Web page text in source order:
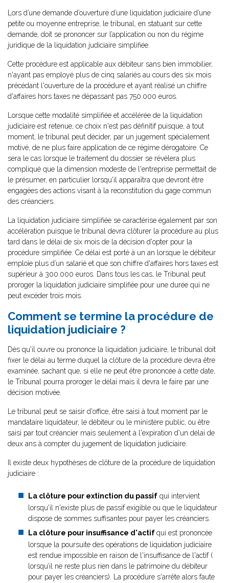
Lors d’une demande d’ouverture d’une liquidation judiciaire d’une
petite ou moyenne entreprise, le tribunal, en statuant sur cette
demande, doit se prononcer sur l’application ou non du régime
juridique de la liquidation judiciaire simplifiée.
Cette procédure est applicable aux débiteur sans bien immobilier,
n'ayant pas employé plus de cinq salariés au cours des six mois
précédant l'ouverture de la procédure et ayant réalisé un chiffre
d'affaires hors taxes ne dépassant pas 750.000 euros.
Lorsque cette modalité simplifiée et accélérée de la liquidation
judiciaire est retenue, ce choix n'est pas définitif puisque, à tout
moment, le tribunal peut décider, par un jugement spécialement
motivé, de ne plus faire application de ce régime dérogatoire. Ce
sera le cas lorsque le traitement du dossier se révèlera plus
compliqué que la dimension modeste de l'entreprise permettait de
le présumer, en particulier lorsqu'il apparaîtra que devront être
engagées des actions visant à la reconstitution du gage commun
des créanciers.
La liquidation judiciaire simplifiée se caractérise également par son
accélération puisque le tribunal devra clôturer la procédure au plus
tard dans le délai de six mois de la décision d'opter pour la
procédure simplifiée. Ce délai est porté à un an lorsque le débiteur
emploie plus d’un salarié et que son chiffre d'affaires hors taxes est
supérieur à 300.000 euros. Dans tous les cas, le Tribunal peut
proroger la liquidation judiciaire simplifiée pour une durée qui ne
peut excéder trois mois.
Comment se termine la procédure de
liquidation judiciaire ?
Dès qu'il ouvre ou prononce la liquidation judiciaire, le tribunal doit
fixer le délai au terme duquel la clôture de la procédure devra être
examinée, sachant que, si elle ne peut être prononcée à cette date,
le Tribunal pourra proroger le délai mais il devra le faire par une
décision motivée.
Le tribunal peut se saisir d'office, être saisi à tout moment par le
mandataire liquidateur, le débiteur ou le ministère public, ou être
saisi par tout créancier mais seulement à l'expiration d'un délai de
deux ans à compter du jugement de liquidation judiciaire.
Il existe deux hypothèses de clôture de la procédure de liquidation
judiciaire :
La clôture pour extinction du passif qui intervient
lorsqu'il n'existe plus de passif exigible ou que le liquidateur
dispose de sommes suffisantes pour payer les créanciers.
La clôture pour insuffisance d'actifqui est prononcée
lorsque la poursuite des opérations de liquidation judiciaire
est rendue impossible en raison de l'insuffisance de l'actif (
lorsqu’il ne reste plus rien dans le patrimoine du débiteur
pour payer les créanciers). La procédure s'arrête alors faute